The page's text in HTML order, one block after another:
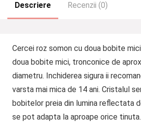
Descriere Recenzii (0)
Cercei roz somon cu doua bobite
doua bobite mici, tronconice de
diametru. Inchiderea sigura ii
varsta mai mica de 14 ani. Cristalul
bobitelor preia din lumina reflectata
se pot adapta la aproape orice tinuta.